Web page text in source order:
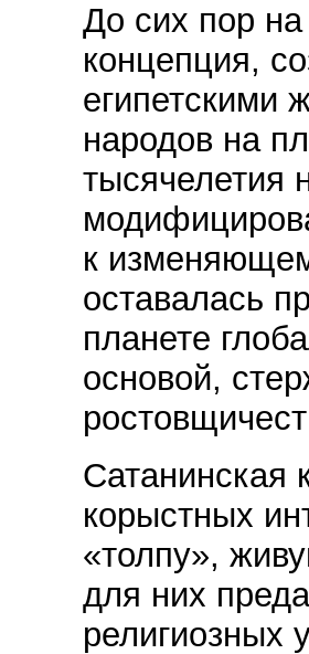
До сих пор на
концепция,
египетскими
народов на
тысячелетия
к
оставалась
планете
основой,
Сатанинская
корыстных
«толпу»,
для них
религиозных